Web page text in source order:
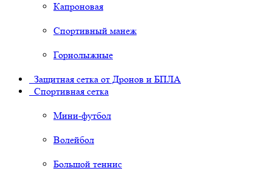
Капроновая
Спортивный манеж
Горнолыжные
Защитная сетка от Дронов и БПЛА
Спортивная сетка
Мини-футбол
Волейбол
Большой теннис